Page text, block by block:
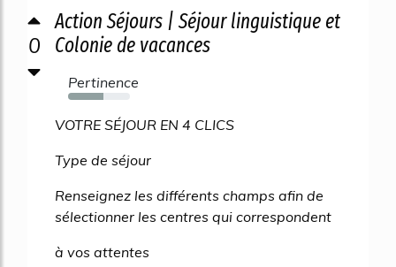
0
Action Séjours | Séjour linguistique et
Colonie de vacances
Pertinence
57%
VOTRE SÉJOUR EN 4 CLICS
Type de séjour
Renseignez les différents champs afin de
sélectionner les centres qui correspondent
à vos attentes